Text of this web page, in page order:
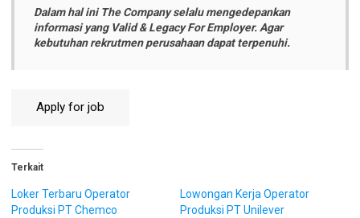
Dalam hal ini The Company selalu mengedepankan
informasi yang Valid & Legacy For Employer. Agar
kebutuhan rekrutmen perusahaan dapat terpenuhi.
Terkait
Loker Terbaru Operator
Produksi PT Chemco
Lowongan Kerja Operator
Produksi PT Unilever